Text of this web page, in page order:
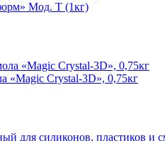
Мод. Т (1кг)
«Magic Crystal-3D», 0,75кг